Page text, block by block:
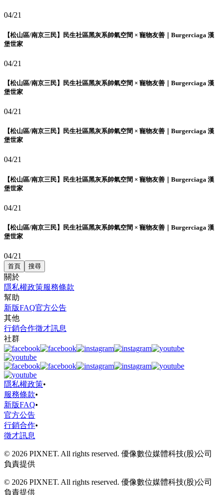
04/21
【松山區/南京三民】民生社區黑灰系帥氣空間 × 寵物友善｜Burgerciaga 漢
堡世家
04/21
【松山區/南京三民】民生社區黑灰系帥氣空間 × 寵物友善｜Burgerciaga 漢
堡世家
04/21
【松山區/南京三民】民生社區黑灰系帥氣空間 × 寵物友善｜Burgerciaga 漢
堡世家
04/21
【松山區/南京三民】民生社區黑灰系帥氣空間 × 寵物友善｜Burgerciaga 漢
堡世家
04/21
【松山區/南京三民】民生社區黑灰系帥氣空間 × 寵物友善｜Burgerciaga 漢
堡世家
04/21
首頁 搜尋
關於
隱私權政策服務條款
幫助
新版FAQ官方公告
其他
行銷合作徵才訊息
社群
隱私權政策•
服務條款•
新版FAQ•
官方公告
行銷合作•
徵才訊息
© 2026 PIXNET. All rights reserved. 優像數位媒體科技(股)公司
負責提供
© 2026 PIXNET. All rights reserved. 優像數位媒體科技(股)公司
負責提供